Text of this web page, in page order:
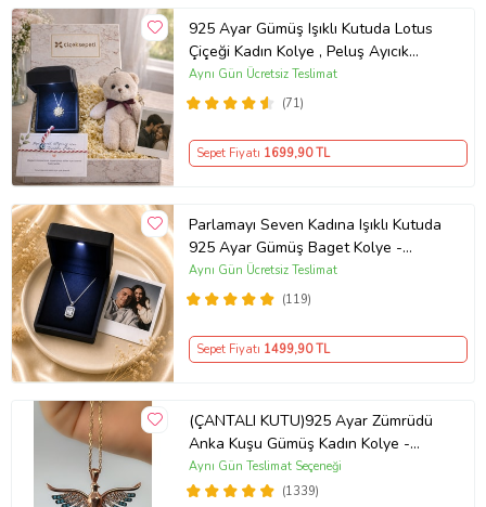
925 Ayar Gümüş Işıklı Kutuda Lotus
Çiçeği Kadın Kolye , Peluş Ayıcık
Anahtarlık Marteniçka Bileklik,
Polaroid Fotoğraf Hediye
(71)
Aynı Gün Ücretsiz Teslimat
Sepet Fiyatı 1699,90 TL
Parlamayı Seven Kadına Işıklı Kutuda
925 Ayar Gümüş Baget Kolye -
Kişiye Özel Fotoğraf Hediye
(119)
Aynı Gün Ücretsiz Teslimat
Sepet Fiyatı 1499,90 TL
(ÇANTALI KUTU)925 Ayar Zümrüdü
Anka Kuşu Gümüş Kadın Kolye -
MAVİ
(1339)
Aynı Gün Teslimat Seçeneği